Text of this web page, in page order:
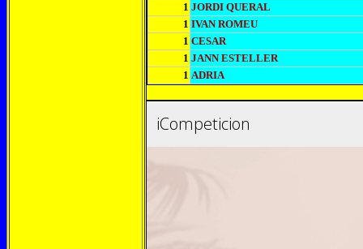
1 JORDI QUERAL
1 IVAN ROMEU
1 CESAR
1 JANN ESTELLER
1 ADRIA